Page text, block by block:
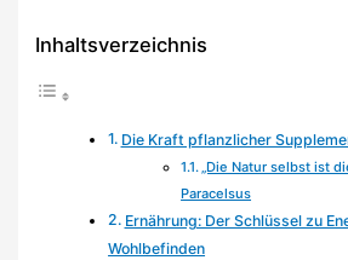
Inhaltsverzeichnis
Die Kraft pflanzlicher
„Die Natur selbst ist
Paracelsus
Ernährung: Der Schlüssel zu
Wohlbefinden